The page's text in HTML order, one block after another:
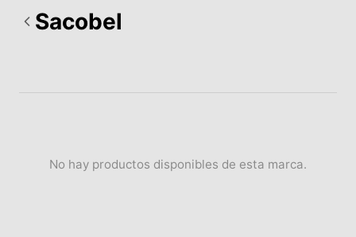
Sacobel
No hay productos disponibles de esta marca.